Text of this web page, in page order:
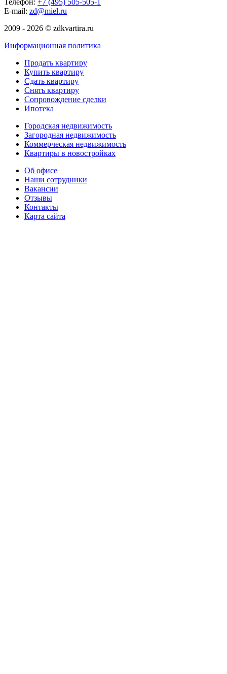
Телефон: +7 (495) 505-505-1
E-mail: zd@miel.ru
2009 - 2026 © zdkvartira.ru
Информационная политика
Продать квартиру
Купить квартиру
Сдать квартиру
Снять квартиру
Сопровождение сделки
Ипотека
Городская недвижимость
Загородная недвижимость
Коммерческая недвижимость
Квартиры в новостройках
Об офисе
Наши сотрудники
Вакансии
Отзывы
Контакты
Карта сайта